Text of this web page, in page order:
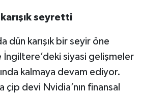
seyretti
dün karışık bir seyir öne
İngiltere’deki siyasi gelişmeler
kalmaya devam ediyor.
çip devi Nvidia’nın finansal